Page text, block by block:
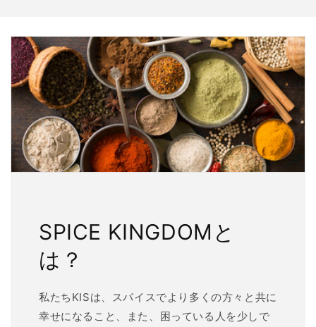
SPICE KINGDOMと
は？
私たちKISは、スパイスでより多くの方々と共に
幸せになること、また、困っている人を少しで